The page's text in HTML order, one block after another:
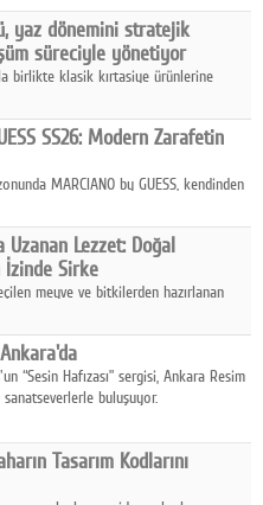
düzenleyeceği özel müzayedede
yaz dönemini stratejik
süreciyle yönetiyor
birlikte klasik kırtasiye ürünlerine
ürünleriyle dinamik bir biçimde
SS26: Modern Zarafetin
MARCIANO by GUESS, kendinden
Uzanan Lezzet: Doğal
İzinde Sirke
meyve ve bitkilerden hazırlanan
“Sesin Hafızası” sergisi, Ankara Resim
buluşuyor.
Tasarım Kodlarını